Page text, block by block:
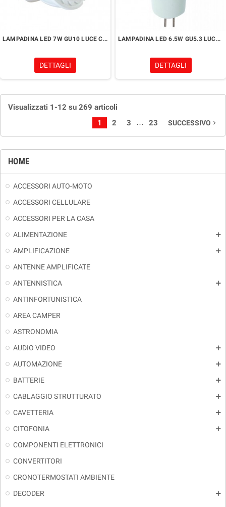
HOME
ACCESSORI AUTO-MOTO
ACCESSORI CELLULARE
ACCESSORI PER LA CASA
ALIMENTAZIONE
add
AMPLIFICAZIONE add
ANTENNE AMPLIFICATE
ANTENNISTICA
add
ANTINFORTUNISTICA
AREA CAMPER
ASTRONOMIA
AUDIO VIDEO
add
AUTOMAZIONE add
BATTERIE add
CABLAGGIO STRUTTURATO add
CAVETTERIA add
CITOFONIA add
COMPONENTI ELETTRONICI
CONVERTITORI
CRONOTERMOSTATI AMBIENTE
DECODER
add
LAMPADINA LED 7W GU10 LUCE CALDA 3000K
DETTAGLI
LAMPADINA LED 6.5W GU5.3 LUCE CALDA 3000K
DETTAGLI
Visualizzati 1-12 su 269 articoli
1
2 3 … 23 SUCCESSIVO navigate_next